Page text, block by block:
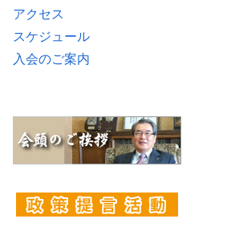
アクセス
スケジュール
入会のご案内